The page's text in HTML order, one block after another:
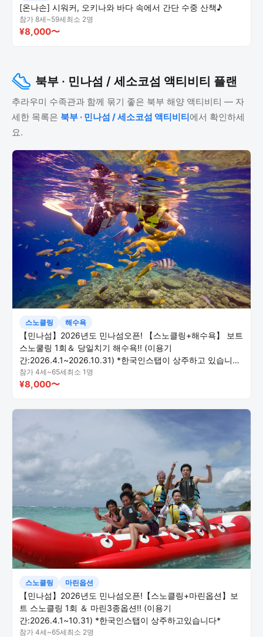
[온나손] 시워커, 오키나와 바다 속에서 간단 수중 산책♪
참가 8세~59세최소 2명
¥8,000〜
북부 · 민나섬 / 세소코섬 액티비티 플랜
추라우미 수족관과 함께 묶기 좋은 북부 해양 액티비티 — 자
세한 목록은 북부 · 민나섬 / 세소코섬 액티비티에서 확인하세
요.
스노클링 해수욕
【민나섬】2026년도 민나섬오픈! 【스노클링+해수욕】 보트
스노쿨링 1회＆ 당일치기 해수욕!! (이용기
간:2026.4.1~2026.10.31) *한국인스탭이 상주하고 있습니다
*
참가 4세~65세최소 1명
¥8,000〜
스노클링 마린옵션
【민나섬】2026년도 민나섬오픈!【스노클링+마린옵션】보
트 스노클링 1회 ＆ 마린3종옵션!! (이용기
간:2026.4.1~10.31) *한국인스탭이 상주하고있습니다*
참가 4세~65세최소 2명